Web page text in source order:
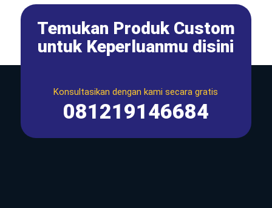
Temukan Produk Custom
untuk Keperluanmu disini
Konsultasikan dengan kami secara gratis
081219146684